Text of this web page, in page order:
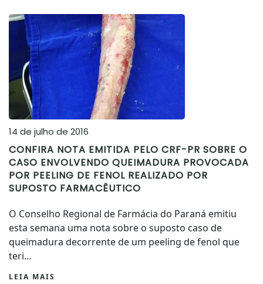
14 de julho de 2016
CONFIRA NOTA EMITIDA PELO CRF-PR SOBRE O
CASO ENVOLVENDO QUEIMADURA PROVOCADA
POR PEELING DE FENOL REALIZADO POR
SUPOSTO FARMACÊUTICO
O Conselho Regional de Farmácia do Paraná emitiu
esta semana uma nota sobre o suposto caso de
queimadura decorrente de um peeling de fenol que
teri…
LEIA MAIS